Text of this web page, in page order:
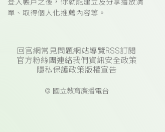
登入帳戶之後，你就能建立及分享播放清
單、取得個人化推薦內容等。
回官網常見問題網站導覽RSS訂閱
官方粉絲團連絡我們 資訊安全政策
隱私保護政策版權宣告
© 國立教育廣播電台